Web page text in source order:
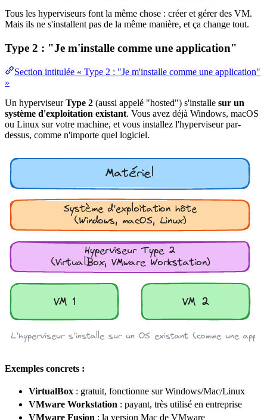
Tous les hyperviseurs font la même chose : créer et gérer des VM.
Mais ils ne s'installent pas de la même manière, et ça change tout.
Type 2 : "Je m'installe comme une application"
Section intitulée « Type 2 : "Je m'installe comme une application"
»
Un hyperviseurType 2 (aussi appelé "hosted") s'installe sur un
système d'exploitation existant. Vous avez déjà Windows, macOS
ou Linux sur votre machine, et vous installez l'hyperviseur par-
dessus, comme n'importe quel logiciel.
Exemples concrets :
VirtualBox : gratuit, fonctionne sur Windows/Mac/Linux
VMware Workstation : payant, très utilisé en entreprise
VMware Fusion : la version Mac de VMware